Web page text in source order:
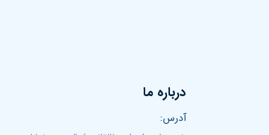
درباره ما
آدرس: